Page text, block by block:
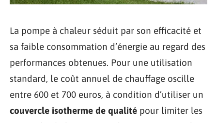
La pompe à chaleur séduit par son efficacité et
sa faible consommation d’énergie au regard des
performances obtenues. Pour une utilisation
standard, le coût annuel de chauffage oscille
entre 600 et 700 euros, à condition d’utiliser un
couvercle isotherme de qualité pour limiter les